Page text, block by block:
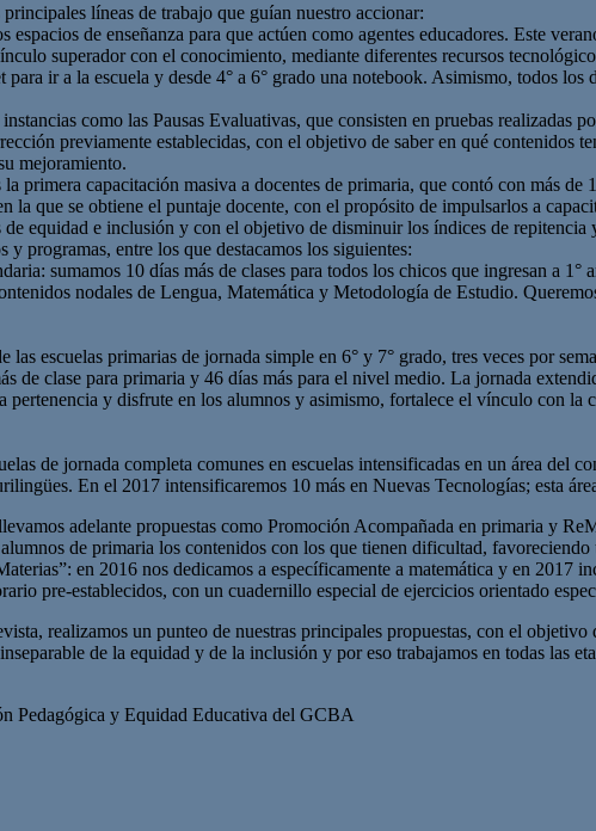
líneas de trabajo que guían nuestro accionar:
espacios de enseñanza para que actúen como agentes educadores. Este
superador con el conocimiento, mediante diferentes recursos
para ir a la escuela y desde 4° a 6° grado una notebook. Asimismo, todos
como las Pausas Evaluativas, que consisten en pruebas realizadas
previamente establecidas, con el objetivo de saber en qué contenidos
mejoramiento.
primera capacitación masiva a docentes de primaria, que contó con más
la que se obtiene el puntaje docente, con el propósito de impulsarlos a
equidad e inclusión y con el objetivo de disminuir los índices de
programas, entre los que destacamos los siguientes:
sumamos 10 días más de clases para todos los chicos que ingresan a
nodales de Lengua, Matemática y Metodología de Estudio.
las escuelas primarias de jornada simple en 6° y 7° grado, tres veces por
de clase para primaria y 46 días más para el nivel medio. La jornada
pertenencia y disfrute en los alumnos y asimismo, fortalece el vínculo con
de jornada completa comunes en escuelas intensificadas en un área
En el 2017 intensificaremos 10 más en Nuevas Tecnologías; esta
adelante propuestas como Promoción Acompañada en primaria y
de primaria los contenidos con los que tienen dificultad,
en 2016 nos dedicamos a específicamente a matemática y en 2017
pre-establecidos, con un cuadernillo especial de ejercicios orientado
realizamos un punteo de nuestras principales propuestas, con el
de la equidad y de la inclusión y por eso trabajamos en todas las
Pedagógica y Equidad Educativa del GCBA